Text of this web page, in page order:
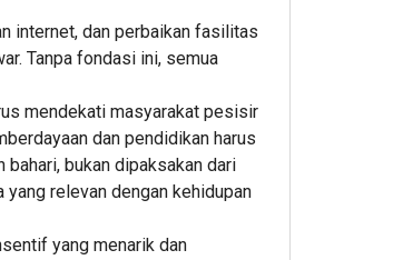
internet, dan perbaikan fasilitas
Tanpa fondasi ini, semua
mendekati masyarakat pesisir
dan pendidikan harus
bukan dipaksakan dari
relevan dengan kehidupan
yang menarik dan